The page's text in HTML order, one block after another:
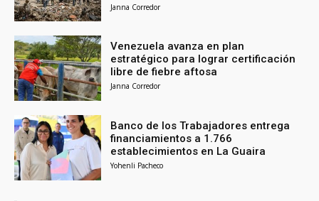
Janna Corredor
Venezuela avanza en plan
estratégico para lograr certificación
libre de fiebre aftosa
Janna Corredor
Banco de los Trabajadores entrega
financiamientos a 1.766
establecimientos en La Guaira
Yohenli Pacheco